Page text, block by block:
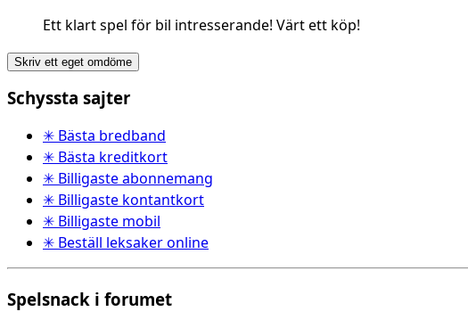
Ett klart spel för bil intresserande! Värt ett köp!
Skriv ett eget omdöme
Schyssta sajter
✳ Bästa bredband
✳ Bästa kreditkort
✳ Billigaste abonnemang
✳ Billigaste kontantkort
✳ Billigaste mobil
✳ Beställ leksaker online
Spelsnack i forumet